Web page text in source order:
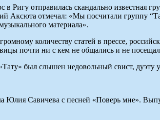
в Ригу отправилась скандально известная
Аксюта отмечал: «Мы посчитали группу
материала».
количеству статей в прессе,
почти ни с кем не общались и не
был слышен недовольный свист, дуэту
Юлия Савичева с песней «Поверь мне».